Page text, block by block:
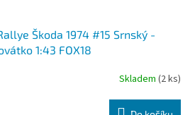
Škoda 1974 #15 Srnský -
1:43 FOX18
Skladem(2 ks)